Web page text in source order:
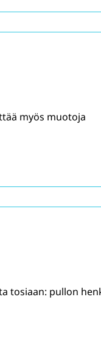
myös muotoja
tosiaan: pullon